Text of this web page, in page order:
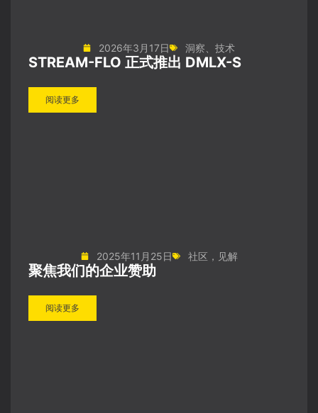
2026年3月17日 洞察 技术
STREAM-FLO 正式推出 DMLX-S
阅读更多
2025年11月25日 社区 ， 见解
聚焦我们的企业赞助
阅读更多